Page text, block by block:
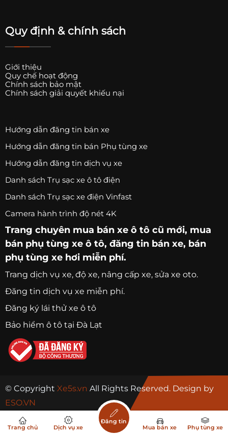
Quy định & chính sách
Giới thiệu
Quy chế hoạt động
Chính sách bảo mật
Chính sách giải quyết khiếu nại
Hướng dẫn đăng tin bán xe
Hướng dẫn đăng tin bán Phụ tùng xe
Hướng dẫn đăng tin dịch vụ xe
Danh sách Trụ sạc xe ô tô điện
Danh sách Trụ sạc xe điện Vinfast
Camera hành trình độ nét 4K
Trang chuyên mua bán xe ô tô cũ mới, mua
bán phụ tùng xe ô tô, đăng tin bán xe, bán
phụ tùng xe hơi miễn phí.
Trang dịch vụ xe, độ xe, nâng cấp xe, sửa xe oto.
Đăng tin dịch vụ xe miễn phí.
Đăng ký lái thử xe ô tô
Bảo hiểm ô tô tại Đà Lạt
© Copyright Xe5s.vn All Rights Reserved. Design by
ESO.VN
Trang chủ Dịch vụ xe
Đăng tin
Mua bán xe
Phụ tùng xe